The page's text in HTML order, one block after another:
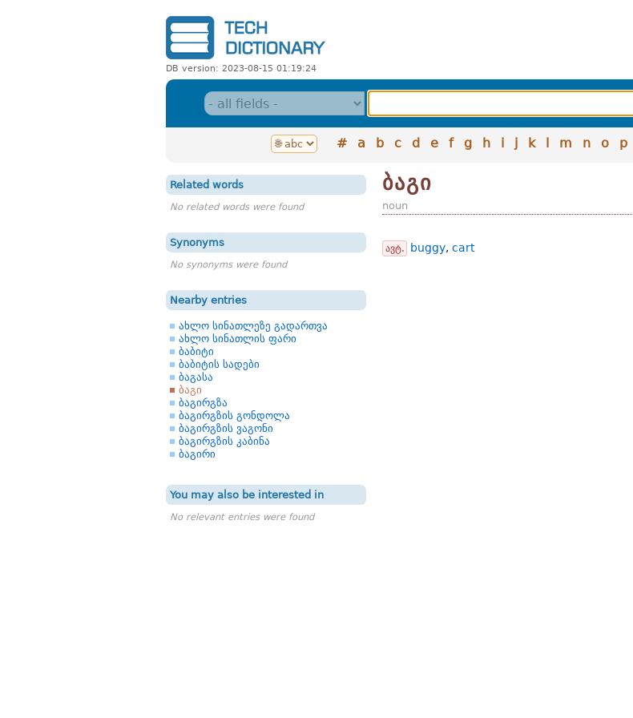
DB version: 2023-08-15 01:19:24
# a b c d e f g h i j k l m n o p
Related words
No related words were found
Synonyms
No synonyms were found
Nearby entries
ახლო სინათლეზე გადართვა
ახლო სინათლის ფარი
ბაბიტი
ბაბიტის სადები
ბაგასა
ბაგი
ბაგირგზა
ბაგირგზის გონდოლა
ბაგირგზის ვაგონი
ბაგირგზის კაბინა
ბაგირი
You may also be interested in
No relevant entries were found
ბაგი
noun
ავტ. buggy, cart